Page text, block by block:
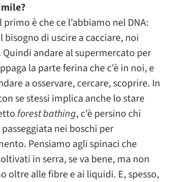
è che ce l’abbiamo nel DNA:
di uscire a cacciare, noi
andare al supermercato per
la parte ferina che c’è in noi, e
a osservare, cercare, scoprire. In
se stessi implica anche lo stare
forest bathing, c’è persino chi
nei boschi per
Pensiamo agli spinaci che
in serra, se va bene, ma non
alle fibre e ai liquidi. E, spesso,